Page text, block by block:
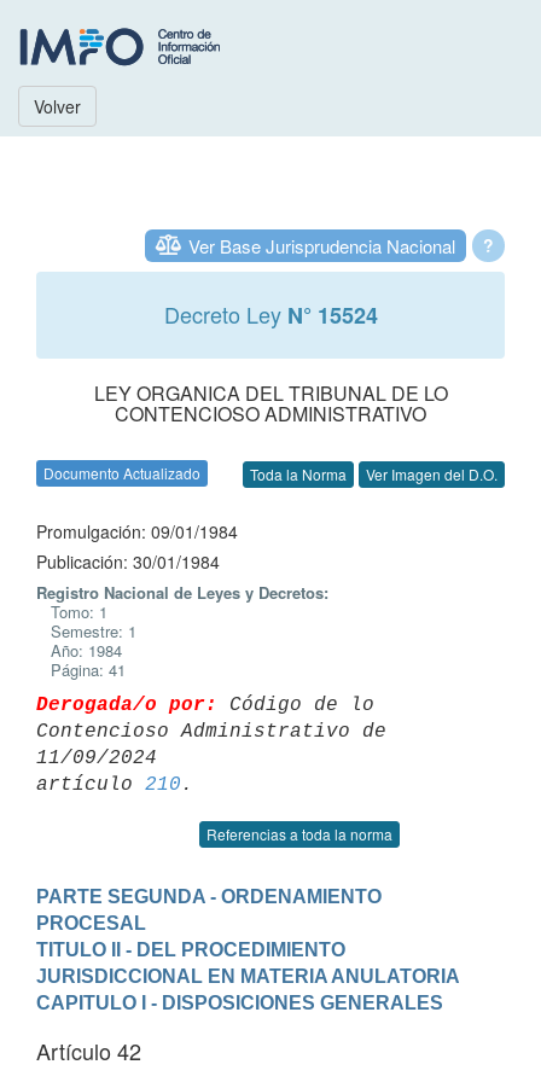
Volver
?
Ver Base Jurisprudencia Nacional
Decreto Ley N° 15524
LEY ORGANICA DEL TRIBUNAL DE LO
CONTENCIOSO ADMINISTRATIVO
Documento Actualizado Toda la Norma Ver Imagen del D.O.
Promulgación: 09/01/1984
Publicación: 30/01/1984
Registro Nacional de Leyes y Decretos:
Tomo: 1
Semestre: 1
Año: 1984
Página: 41
Derogada/o por:
Código de lo
Contencioso Administrativo de
11/09/2024
artículo 210
Referencias a toda la norma
PARTE SEGUNDA - ORDENAMIENTO
PROCESAL
TITULO II - DEL PROCEDIMIENTO
JURISDICCIONAL EN MATERIA ANULATORIA
CAPITULO I - DISPOSICIONES GENERALES
Artículo 42